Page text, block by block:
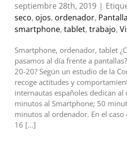
septiembre 28th, 2019 |
seco, ojos, ordenador,
smartphone, tablet, trabajo,
Smartphone, ordenador, tablet
pasamos al día frente a
20-20? Según un estudio de la
recoge actitudes y
internautas españoles dedican
minutos al Smartphone; 50
minutos al ordenador. En el
16 [...]